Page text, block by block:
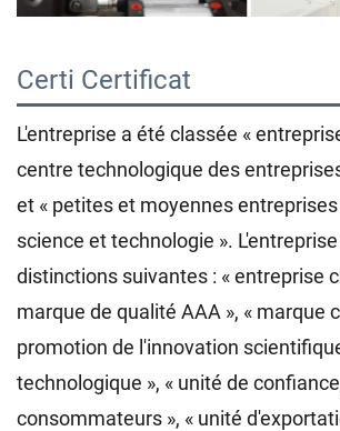
Certi Certificat
L'entreprise a été classée «
centre technologique des
et « petites et moyennes
science et technologie ».
distinctions suivantes : « entreprise
marque de qualité AAA », « marque
promotion de l'innovation
technologique », « unité de
consommateurs », « unité